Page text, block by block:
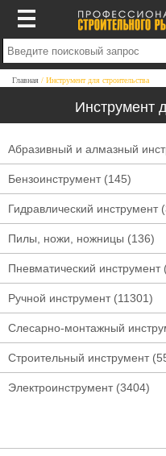
Главная Инструмент для строительства
Инструмент
Абразивный и алмазный
Бензоинструмент (145)
Гидравлический инструмент
Пилы, ножи, ножницы (136)
Пневматический инструмент
Ручной инструмент (11301)
Слесарно-монтажный
Строительный инструмент
Электроинструмент (3404)